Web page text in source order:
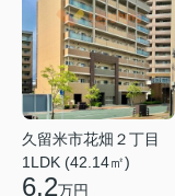
久留米市花畑２丁目
1LDK (42.14㎡)
6.2万円